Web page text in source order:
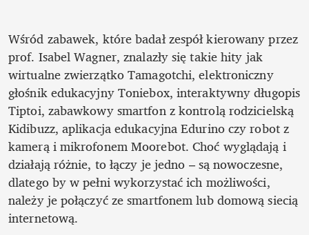
Wśród zabawek, które badał zespół kierowany przez
prof. Isabel Wagner, znalazły się takie hity jak
wirtualne zwierzątko Tamagotchi, elektroniczny
głośnik edukacyjny Toniebox, interaktywny długopis
Tiptoi, zabawkowy smartfon z kontrolą rodzicielską
Kidibuzz, aplikacja edukacyjna Edurino czy robot z
kamerą i mikrofonem Moorebot. Choć wyglądają i
działają różnie, to łączy je jedno – są nowoczesne,
dlatego by w pełni wykorzystać ich możliwości,
należy je połączyć ze smartfonem lub domową siecią
internetową.